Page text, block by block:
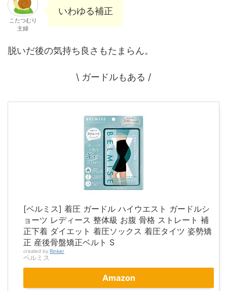
こたつむり
主婦
いわゆる補正
脱いだ後の気持ち良さもたまらん。
\ ガードルもある /
[ベルミス] 着圧 ガードル ハイウエスト ガードルシ
ョーツ レディース 整体級 お腹 骨格 ストレート 補
正下着 ダイエット 着圧ソックス 着圧タイツ 姿勢矯
正 産後骨盤矯正ベルト S
created by Rinker
ベルミス
Amazon